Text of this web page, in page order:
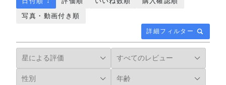
食べ応えがあります。製菓用の抹茶ではなく、
伝統の製法である石臼挽きによって精製した
本物の高級抹茶だけを使用されているよう
で、こだわりを持って作られているからこ
そ、この美味しさが出せるんだろうなと感じ
ました。保存料や着色料、添加物は不使用な
ことも、嬉しいポイントです。
詳細フィルター
写真・動画付き順